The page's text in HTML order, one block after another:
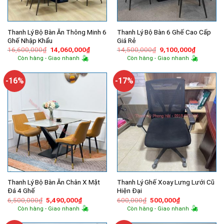
Thanh Lý Bộ Bàn Ăn Thông Minh 6
Ghế Nhập Khẩu
16,600,000₫ Giá
gốc
là:
14,060,000₫Giá
hiện
14,060,000₫.
Còn hàng - Giao nhanh
Thanh Lý Bộ Bàn 6 Ghế Cao Cấp
Giá Rẻ
14,500,000₫ Giá
gốc
là:
9,100,000₫Giá
hiện
tại
Còn hàng - Giao nhanh
-16%
Thanh Lý Bộ Bàn Ăn Chân X Mặt
Đá 4 Ghế
6,500,000₫ Giá
gốc
là:
5,490,000₫Giá
hiện
tại
Còn hàng - Giao nhanh
-17%
Thanh Lý Ghế Xoay Lưng Lưới Cũ
Hiện Đại
600,000₫ Giá
gốc
là:
500,000₫Giá
hiện
tại
Còn hàng - Giao nhanh